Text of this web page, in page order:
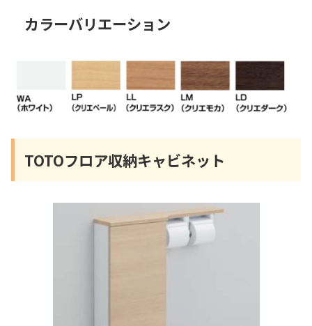
カラーバリエーション
TOTOフロア収納キャビネット